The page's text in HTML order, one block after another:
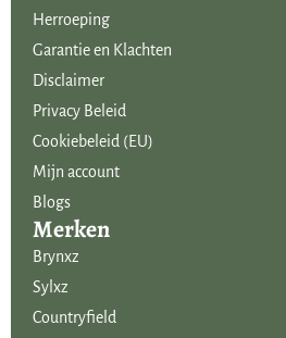
Herroeping
Garantie en Klachten
Disclaimer
Privacy Beleid
Cookiebeleid (EU)
Mijn account
Blogs
Merken
Brynxz
Sylxz
Countryfield